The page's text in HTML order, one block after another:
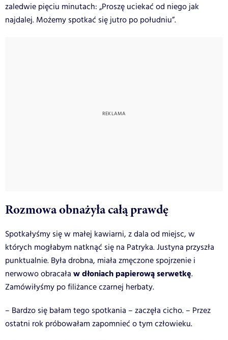
zaledwie pięciu minutach: „Proszę uciekać od niego jak
najdalej. Możemy spotkać się jutro po południu”.
Rozmowa obnażyła całą prawdę
Spotkałyśmy się w małej kawiarni, z dala od miejsc, w
których mogłabym natknąć się na Patryka. Justyna przyszła
punktualnie. Była drobna, miała zmęczone spojrzenie i
nerwowo obracała w dłoniach papierową serwetkę.
Zamówiłyśmy po filiżance czarnej herbaty.
– Bardzo się bałam tego spotkania – zaczęła cicho. – Przez
ostatni rok próbowałam zapomnieć o tym człowieku.